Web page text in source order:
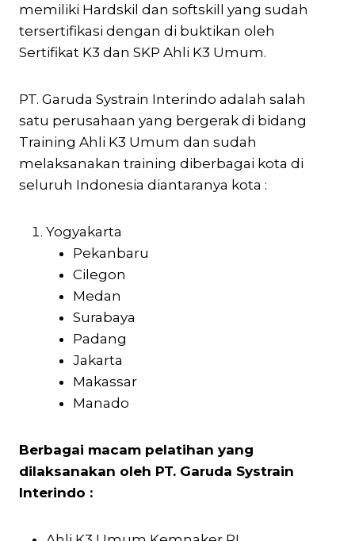
memiliki Hardskil dan softskill yang sudah
tersertifikasi dengan di buktikan oleh
Sertifikat K3 dan SKP Ahli K3 Umum.
PT. Garuda Systrain Interindo adalah salah
satu perusahaan yang bergerak di bidang
Training Ahli K3 Umum dan sudah
melaksanakan training diberbagai kota di
seluruh Indonesia diantaranya kota :
Yogyakarta
Pekanbaru
Cilegon
Medan
Surabaya
Padang
Jakarta
Makassar
Manado
Berbagai macam pelatihan yang
dilaksanakan oleh PT. Garuda Systrain
Interindo :